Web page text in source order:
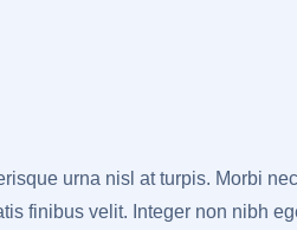
urna nisl at turpis. Morbi
finibus velit. Integer non nibh